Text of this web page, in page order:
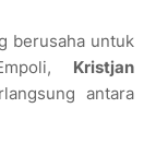
berusaha untuk
Kristjan
antara